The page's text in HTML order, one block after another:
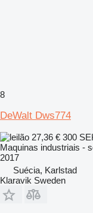
8
DeWalt Dws774
27,36 € 300
Maquinas industriais -
2017
Suécia, Karlstad
Klaravik Sweden